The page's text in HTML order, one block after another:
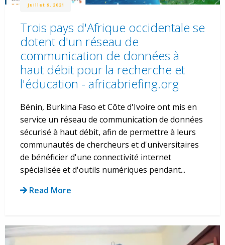
juillet 9, 2021
Trois pays d'Afrique occidentale se
dotent d'un réseau de
communication de données à
haut débit pour la recherche et
l'éducation - africabriefing.org
Bénin, Burkina Faso et Côte d'Ivoire ont mis en
service un réseau de communication de données
sécurisé à haut débit, afin de permettre à leurs
communautés de chercheurs et d'universitaires
de bénéficier d'une connectivité internet
spécialisée et d'outils numériques pendant...
Read More